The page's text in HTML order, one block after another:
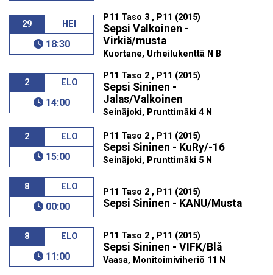
29 HEI
18:30
P11 Taso 3 , P11 (2015)
Sepsi Valkoinen -
Virkiä/musta
Kuortane, Urheilukenttä N B
2 ELO
14:00
P11 Taso 2 , P11 (2015)
Sepsi Sininen -
Jalas/Valkoinen
Seinäjoki, Prunttimäki 4 N
2 ELO
15:00
P11 Taso 2 , P11 (2015)
Sepsi Sininen - KuRy/-16
Seinäjoki, Prunttimäki 5 N
8 ELO
00:00
P11 Taso 2 , P11 (2015)
Sepsi Sininen - KANU/Musta
8 ELO
11:00
P11 Taso 2 , P11 (2015)
Sepsi Sininen - VIFK/Blå
Vaasa, Monitoimiviheriö 11 N